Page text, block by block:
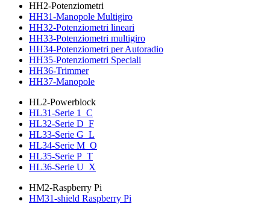
HH2-Potenziometri
HH31-Manopole Multigiro
HH32-Potenziometri lineari
HH33-Potenziometri multigiro
HH34-Potenziometri per Autoradio
HH35-Potenziometri Speciali
HH36-Trimmer
HH37-Manopole
HL2-Powerblock
HL31-Serie 1_C
HL32-Serie D_F
HL33-Serie G_L
HL34-Serie M_O
HL35-Serie P_T
HL36-Serie U_X
HM2-Raspberry Pi
HM31-shield Raspberry Pi